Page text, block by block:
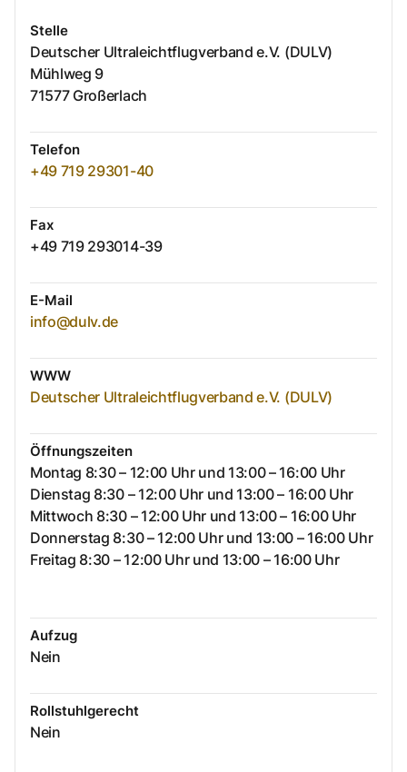
Stelle
Deutscher Ultraleichtflugverband e.V. (DULV)
Mühlweg 9
71577 Großerlach
Telefon
+49 719 29301-40
Fax
+49 719 293014-39
E-Mail
info@dulv.de
WWW
Deutscher Ultraleichtflugverband e.V. (DULV)
Öffnungszeiten
Montag 8:30 – 12:00 Uhr und 13:00 – 16:00 Uhr
Dienstag 8:30 – 12:00 Uhr und 13:00 – 16:00 Uhr
Mittwoch 8:30 – 12:00 Uhr und 13:00 – 16:00 Uhr
Donnerstag 8:30 – 12:00 Uhr und 13:00 – 16:00 Uhr
Freitag 8:30 – 12:00 Uhr und 13:00 – 16:00 Uhr
Aufzug
Nein
Rollstuhlgerecht
Nein